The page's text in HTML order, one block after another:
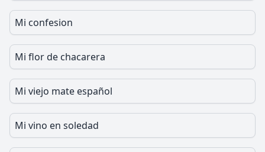
Mi confesion
Mi flor de chacarera
Mi viejo mate español
Mi vino en soledad